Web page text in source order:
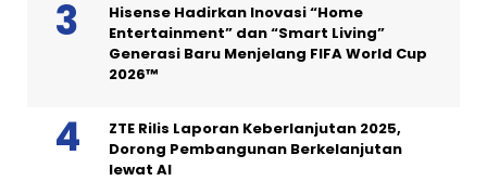
Hisense Hadirkan Inovasi “Home
Entertainment” dan “Smart Living”
Generasi Baru Menjelang FIFA World Cup
2026™
ZTE Rilis Laporan Keberlanjutan 2025,
Dorong Pembangunan Berkelanjutan
lewat AI